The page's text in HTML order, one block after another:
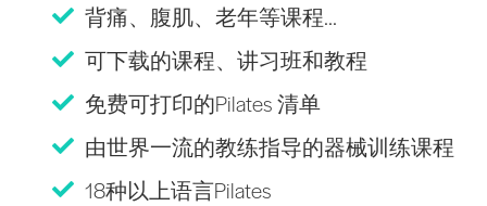
背痛、腹肌、老年等课程...
可下载的课程、讲习班和教程
免费可打印的Pilates 清单
由世界一流的教练指导的器械训练课程
18种以上语言Pilates